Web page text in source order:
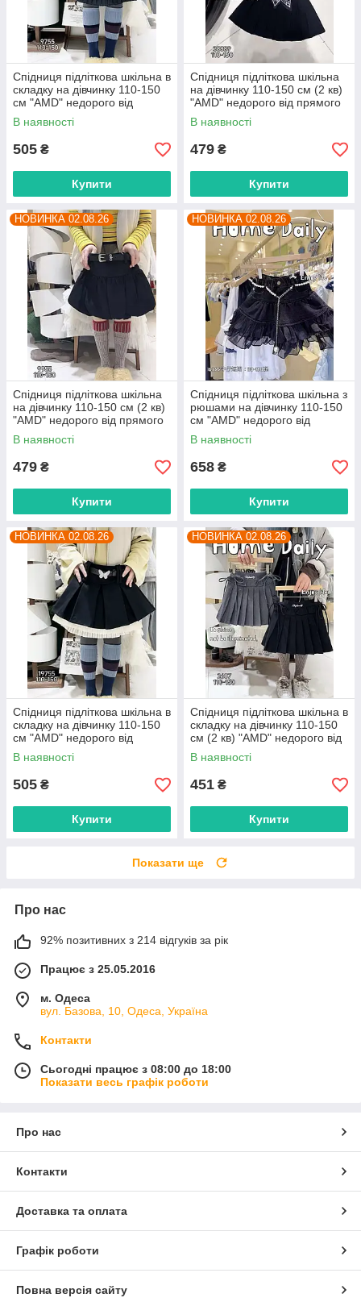
Спідниця підліткова шкільна в
складку на дівчинку 110-150
см "AMD" недорого від
прямого постачальника
В наявності
505 ₴
Купити
Спідниця підліткова шкільна
на дівчинку 110-150 см (2 кв)
"AMD" недорого від прямого
постачальника
В наявності
479 ₴
Купити
НОВИНКА 02.08.26
Спідниця підліткова шкільна
на дівчинку 110-150 см (2 кв)
"AMD" недорого від прямого
постачальника
В наявності
479 ₴
Купити
НОВИНКА 02.08.26
Спідниця підліткова шкільна з
рюшами на дівчинку 110-150
см "AMD" недорого від
прямого постачальника
В наявності
658 ₴
Купити
НОВИНКА 02.08.26
Спідниця підліткова шкільна в
складку на дівчинку 110-150
см "AMD" недорого від
прямого постачальника
В наявності
505 ₴
Купити
НОВИНКА 02.08.26
Спідниця підліткова шкільна в
складку на дівчинку 110-150
см (2 кв) "AMD" недорого від
прямого постачальника
В наявності
451 ₴
Купити
Показати ще
Про нас
92% позитивних з 214 відгуків за рік
Працює з 25.05.2016
м. Одеса
вул. Базова, 10, Одеса, Україна
Контакти
Сьогодні працює з 08:00 до 18:00
Показати весь графік роботи
Про нас
Контакти
Доставка та оплата
Графік роботи
Повна версія сайту